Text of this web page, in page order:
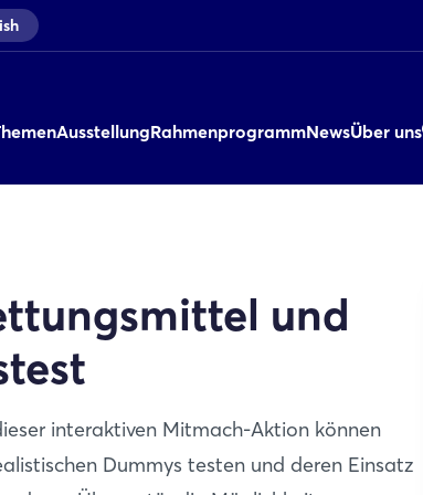
AusstellungRahmenprogrammNewsÜber uns
und
interaktiven Mitmach-Aktion können
Dummys testen und deren Einsatz